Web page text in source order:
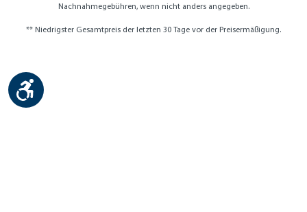
Nachnahmegebühren, wenn nicht anders angegeben.
** Niedrigster Gesamtpreis der letzten 30 Tage vor der Preisermäßigung.
Werkzeugleiste anzeigen